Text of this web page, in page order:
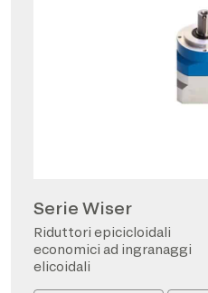
Serie Wiser
Riduttori epicicloidali
economici ad ingranaggi
elicoidali